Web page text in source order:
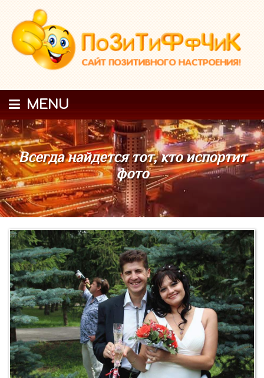
MENU
Всегда найдется тот, кто испортит
фото